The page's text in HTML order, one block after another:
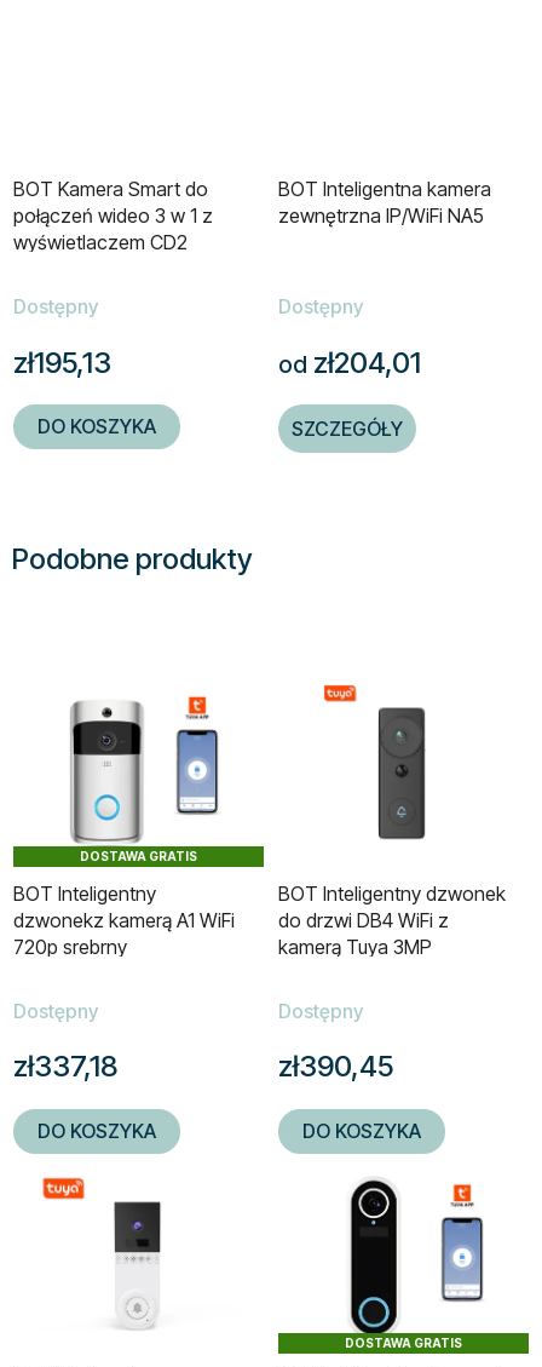
BOT Kamera Smart do
połączeń wideo 3 w 1 z
wyświetlaczem CD2
Dostępny
zł195,13
DO KOSZYKA
BOT Inteligentna kamera
zewnętrzna IP/WiFi NA5
Dostępny
od zł204,01
SZCZEGÓŁY
Podobne produkty
DOSTAWA GRATIS
BOT Inteligentny
dzwonekz kamerą A1 WiFi
720p srebrny
Dostępny
zł337,18
DO KOSZYKA
BOT Inteligentny dzwonek
do drzwi DB4 WiFi z
kamerą Tuya 3MP
Dostępny
zł390,45
DO KOSZYKA
DOSTAWA GRATIS